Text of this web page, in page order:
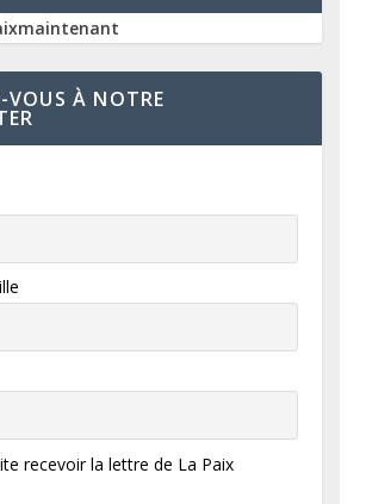
VOUS À NOTRE
recevoir la lettre de La Paix